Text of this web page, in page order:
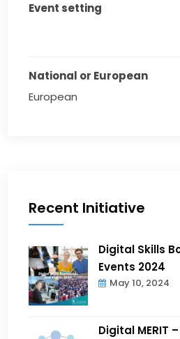
Event setting
National or European
European
Recent Initiative
Digital Skills
Events 2024
May 10, 2024
Digital MERIT